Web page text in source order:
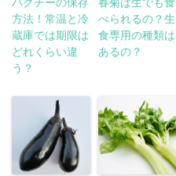
パクチーの保存
方法！常温と冷
蔵庫では期限は
どれくらい違
う？
春菊は生でも食
べられるの？生
食専用の種類は
あるの？